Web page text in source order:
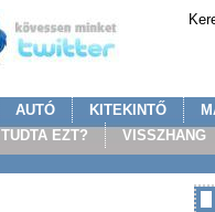
AUTÓ KITEKINTŐ
TUDTA EZT? VISSZHANG